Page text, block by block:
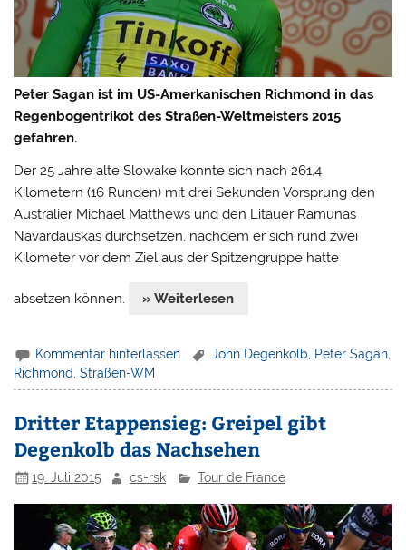
Peter Sagan ist im US-Amerkanischen Richmond in das
Regenbogentrikot des Straßen-Weltmeisters 2015
gefahren.
Der 25 Jahre alte Slowake konnte sich nach 261,4
Kilometern (16 Runden) mit drei Sekunden Vorsprung den
Australier Michael Matthews und den Litauer Ramunas
Navardauskas durchsetzen, nachdem er sich rund zwei
Kilometer vor dem Ziel aus der Spitzengruppe hatte
absetzen können. » Weiterlesen
Kommentar hinterlassen John Degenkolb Peter Sagan
Richmond ,Straßen-WM
Dritter Etappensieg: Greipel gibt
Degenkolb das Nachsehen
19. Juli 2015 cs-rsk Tour de France